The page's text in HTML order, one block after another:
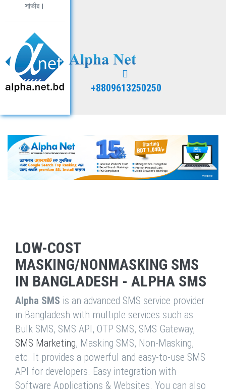
সার্ভার।
+8809613250250
LOW-COST
MASKING/NONMASKING SMS
IN BANGLADESH - ALPHA SMS
Alpha SMS is an advanced SMS service provider
in Bangladesh with multiple services such as
Bulk SMS, SMS API, OTP SMS, SMS Gateway,
SMS Marketing, Masking SMS, Non-Masking,
etc. It provides a powerful and easy-to-use SMS
API for developers. Easy integration with
Software Applications & Websites. You can also